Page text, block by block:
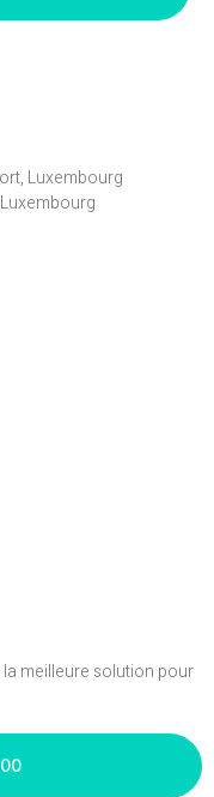
Luxembourg
meilleure solution pour